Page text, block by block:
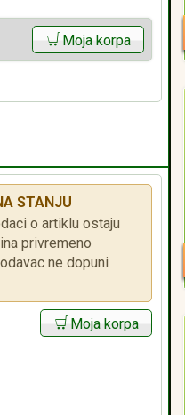
Moja korpa
STANJU
o artiklu ostaju
privremeno
ne dopuni
Moja korpa